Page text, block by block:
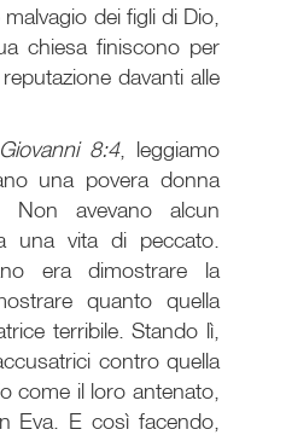
dei figli di Dio,
chiesa finiscono per
davanti alle
8:4, leggiamo
una povera donna
Non avevano alcun
una vita di peccato.
era dimostrare la
quanto quella
terribile. Stando lì,
contro quella
come il loro antenato,
Eva. E così facendo,